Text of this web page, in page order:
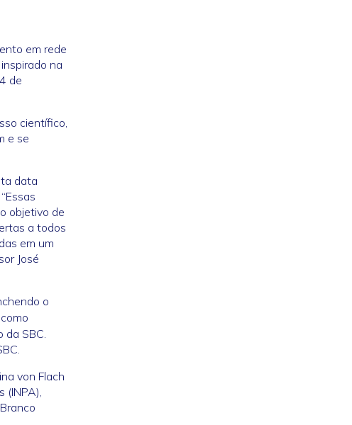
em rede
na
de
científico,
e se
data
objetivo de
a todos
em um
José
o
SBC.
von Flach